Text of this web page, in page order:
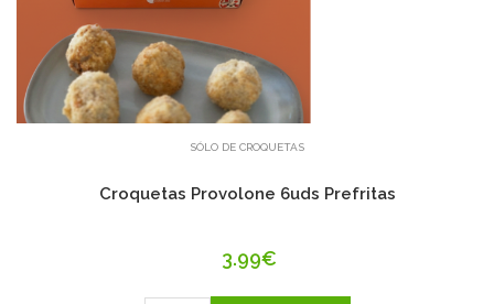
SÓLO DE CROQUETAS
Croquetas Provolone 6uds Prefritas
3.99€